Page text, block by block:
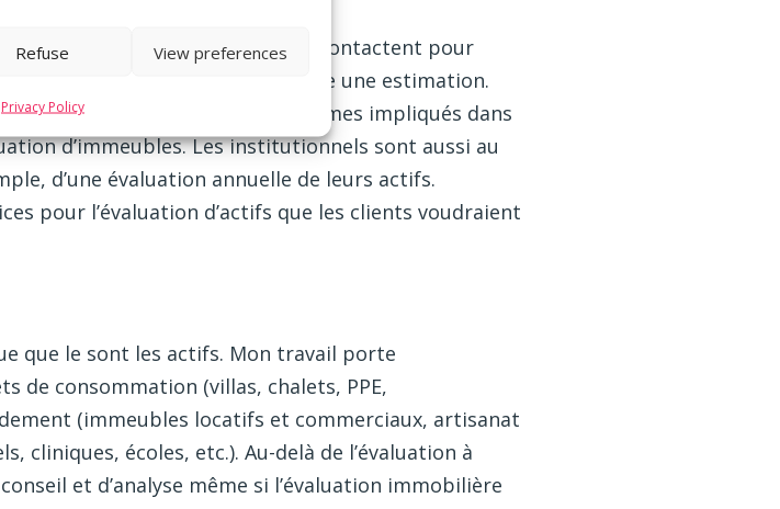
Refuse View preferences
Privacy Policy
elle des clients de m3 qui nous contactent pour
un service de conseil ou encore une estimation.
auquel cas nous sommes impliqués dans
d’immeubles. Les institutionnels sont aussi au
d’une évaluation annuelle de leurs actifs.
pour l’évaluation d’actifs que les clients voudraient
que le sont les actifs. Mon travail porte
de consommation (villas, chalets, PPE,
(immeubles locatifs et commerciaux, artisanat
cliniques, écoles, etc.). Au-delà de l’évaluation à
et d’analyse même si l’évaluation immobilière